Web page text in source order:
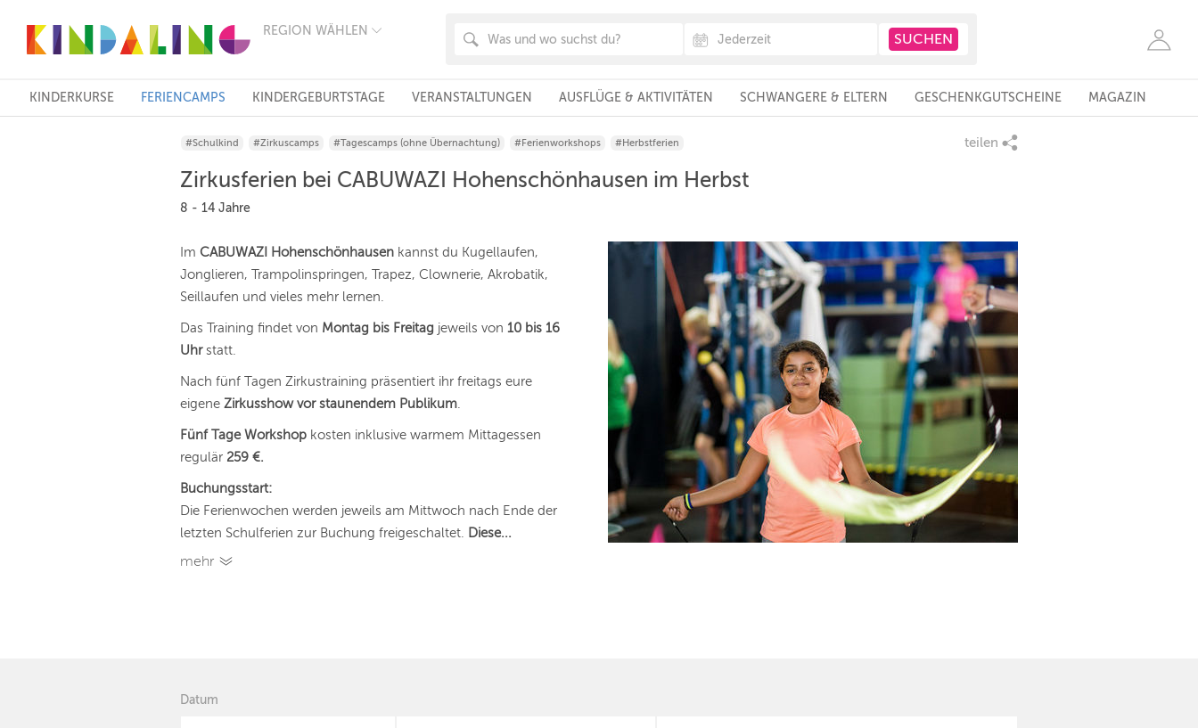
REGION WÄHLEN
FRANKFURT
KÖLN
STUTTGART
ESSEN
HANNOVER
WIEN
ZÜRICH
ANDERE
REGIONEN
KINDERKURSE FERIENCAMPS KINDERGEBURTSTAGE VERANSTALTUNGEN AUSFLÜGE & AKTIVITÄTEN SCHWANGERE & ELTERN GESCHENKGUTSCHEINE MAGAZIN
#Schulkind #Zirkuscamps #Tagescamps (ohne Übernachtung) #Ferienworkshops #Herbstferien teilen
Zirkusferien bei CABUWAZI Hohenschönhausen im Herbst
8 - 14 Jahre
Im CABUWAZI Hohenschönhausen kannst du Kugellaufen,
Jonglieren, Trampolinspringen, Trapez, Clownerie, Akrobatik,
Seillaufen und vieles mehr lernen.
Das Training findet von Montag bis Freitag jeweils von 10 bis 16
Uhrstatt.
Nach fünf Tagen Zirkustraining präsentiert ihr freitags eure
eigene Zirkusshow vor staunendem Publikum
Fünf Tage Workshop kosten inklusive warmem Mittagessen
regulär 259 €.
Buchungsstart:
Die Ferienwochen werden jeweils am Mittwoch nach Ende der
letzten Schulferien zur Buchung freigeschaltet.
Diese...
mehr
Datum